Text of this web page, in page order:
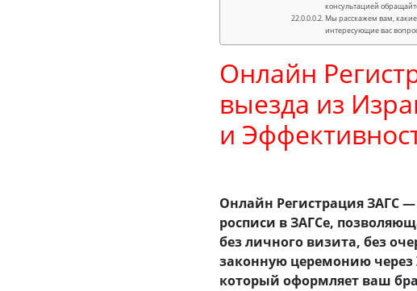
консультацией
Мы расскажем вам,
интересующие вас
Онлайн
выезда из
и
Онлайн Регистрация ЗАГС
росписи в ЗАГСе,
без личного визита, без
законную церемонию
который оформляет ваш